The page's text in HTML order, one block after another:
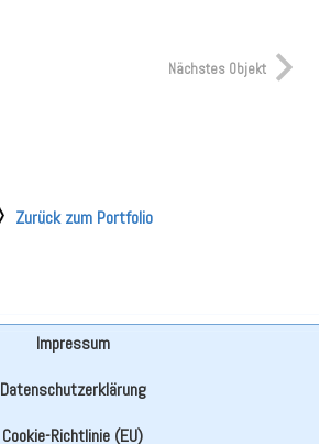
Nächstes Objekt
Zurück zum Portfolio
Impressum
Datenschutzerklärung
Cookie-Richtlinie (EU)